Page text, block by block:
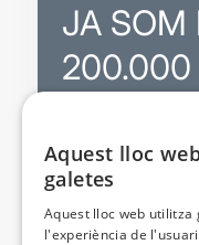
JA SOM
200.000
Sortejos
Butlletins
Aquest lloc
galetes
Aquest lloc web
l'experiència de